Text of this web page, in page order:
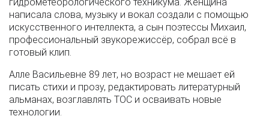
гидрометеорологического техникума. Женщина
написала слова, музыку и вокал создали с помощью
искусственного интеллекта, а сын поэтессы Михаил,
профессиональный звукорежиссёр, собрал всё в
готовый клип.
Алле Васильевне 89 лет, но возраст не мешает ей
писать стихи и прозу, редактировать литературный
альманах, возглавлять ТОС и осваивать новые
технологии.